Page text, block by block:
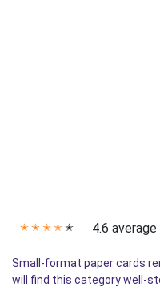
✭ ✭ ✭ ✭ ✭ 4.6
Small-format paper cards
will find this category well-